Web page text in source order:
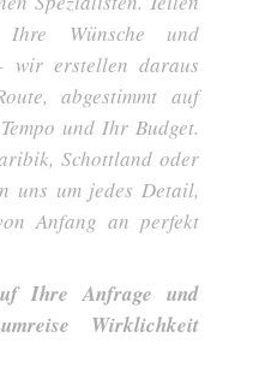
Wünsche und
wir erstellen daraus
abgestimmt auf
und Ihr Budget.
Schottland oder
uns um jedes Detail,
Anfang an perfekt
Ihre Anfrage und
Wirklichkeit